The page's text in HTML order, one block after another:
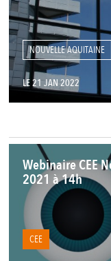
NOUVELLE AQUITAINE
LE 21 JAN 2022
Webinaire CEE
2021 à 14h
CEE